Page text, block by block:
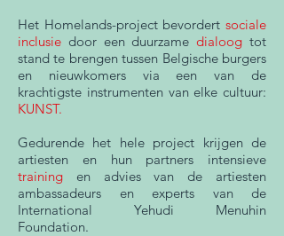
Het Homelands-project bevordert sociale
inclusie door een duurzamedialoog tot
stand te brengen tussen Belgische burgers
en nieuwkomers via een van de
krachtigste instrumenten van elke cultuur:
KUNST.
Gedurende het hele project krijgen de
artiesten en hun partners intensieve
training en advies van de artiesten
ambassadeurs en experts van de
International Yehudi Menuhin
Foundation.